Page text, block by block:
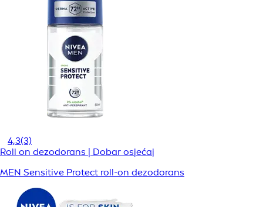
4,3(3)
Roll on dezodorans | Dobar osjećaj
MEN Sensitive Protect roll-on dezodorans